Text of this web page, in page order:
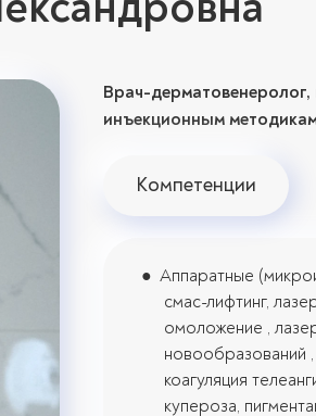
Врач-
инъекционным
Компетенции
Аппаратные
смас-лифтинг,
омоложение ,
новообразований
коагуляция
купероза,